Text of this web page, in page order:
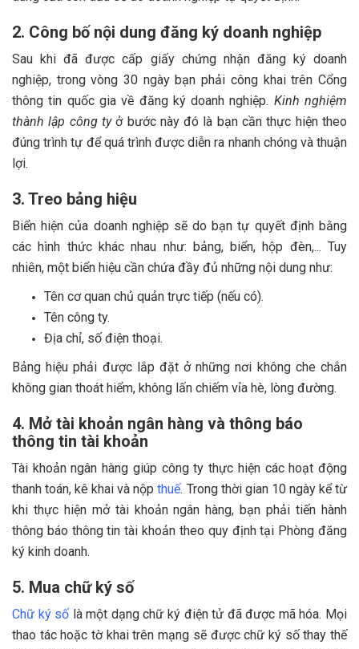
2. Công bố nội dung đăng ký doanh nghiệp
Sau khi đã được cấp giấy chứng nhận đăng ký doanh
nghiệp, trong vòng 30 ngày bạn phải công khai trên Cổng
thông tin quốc gia về đăng ký doanh nghiệp. Kinh nghiệm
thành lập công tyở bước này đó là bạn cần thực hiện theo
đúng trình tự để quá trình được diễn ra nhanh chóng và thuận
lợi.
3. Treo bảng hiệu
Biển hiện của doanh nghiệp sẽ do bạn tự quyết định bằng
các hình thức khác nhau như: bảng, biển, hộp đèn,... Tuy
nhiên, một biển hiệu cần chứa đầy đủ những nội dung như:
Tên cơ quan chủ quản trực tiếp (nếu có).
Tên công ty.
Địa chỉ, số điện thoại.
Bảng hiệu phải được lắp đặt ở những nơi không che chắn
không gian thoát hiểm, không lấn chiếm vỉa hè, lòng đường.
4. Mở tài khoản ngân hàng và thông báo
thông tin tài khoản
Tài khoản ngân hàng giúp công ty thực hiện các hoạt động
thanh toán, kê khai và nộpthuế. Trong thời gian 10 ngày kể từ
khi thực hiện mở tài khoản ngân hàng, bạn phải tiến hành
thông báo thông tin tài khoản theo quy định tại Phòng đăng
ký kinh doanh.
5. Mua chữ ký số
Chữ ký số là một dạng chữ ký điện tử đã được mã hóa. Mọi
thao tác hoặc tờ khai trên mạng sẽ được chữ ký số thay thế